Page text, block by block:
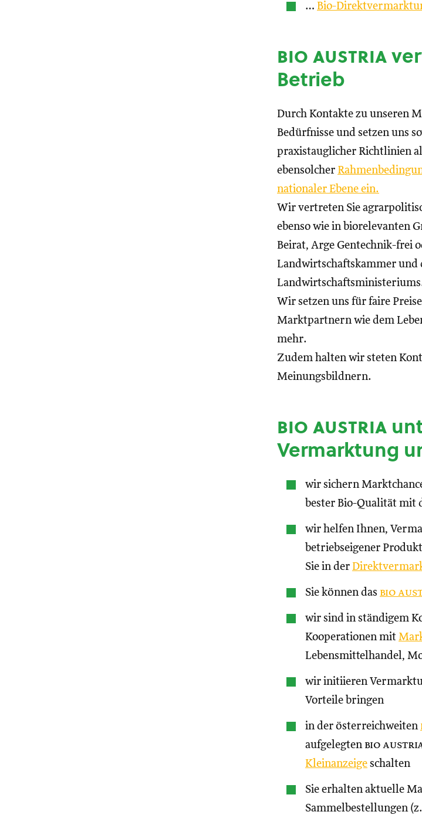
… Bio-
bio austria
Betrieb
Durch Kontakte zu unseren
Bedürfnisse und setzen uns
praxistauglicher Richtlinien
ebensolcher
nationaler Ebene ein.
Wir vertreten Sie
ebenso wie in biorelevanten
Beirat, Arge Gentechnik-frei
Landwirtschaftskammer und
Wir setzen uns für faire
Marktpartnern wie dem
mehr.
Zudem halten wir steten
Meinungsbildnern.
bio austria
Vermarktung
wir sichern
bester Bio-Qualität mit
wir helfen Ihnen,
betriebseigener
Sie in der
Sie können das bio
wir sind in ständigem
Kooperationen mit
Lebensmittelhandel,
wir initiieren
Vorteile bringen
in der österreichweiten
aufgelegten bio
Kleinanzeige schalten
Sie erhalten aktuelle
Sammelbestellungen